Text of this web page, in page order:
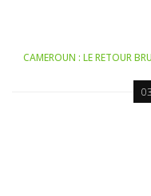
CAMEROUN : LE RETOUR